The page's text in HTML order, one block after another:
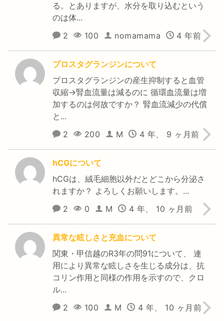
る。とありますが、水分を取り込むという
のは体...
2
100 nomamama 4 年前
プロスタグランジンについて
プロスタグランジンの産生抑制すると血管
収縮→腎血流量は減るのに 循環血流量は増
加するのは何故ですか？ 腎血流減少の代償
と...
2
200 M 4 年、 9 ヶ月前
hCGについて
hCGは、絨毛細胞以外だとどこから分泌さ
れますか？ よろしくお願いします。...
2
0 M 4 年、 10 ヶ月前
異常な眩しさと充血について
関東・甲信越のR3年の問91について、 連
用により異常な眩しさを生じる成分は、抗
コリン作用と同様の作用を示すので、クロ
ル...
2
100 M 4 年、 10 ヶ月前